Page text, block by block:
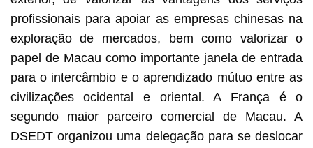
profissionais para apoiar as empresas chinesas na
exploração de mercados, bem como valorizar o
papel de Macau como importante janela de entrada
para o intercâmbio e o aprendizado mútuo entre as
civilizações ocidental e oriental. A França é o
segundo maior parceiro comercial de Macau. A
DSEDT organizou uma delegação para se deslocar